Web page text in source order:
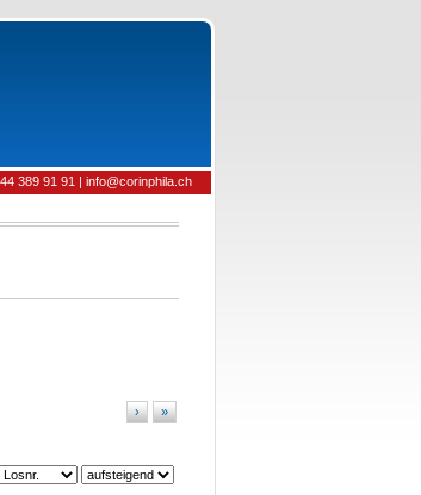
389 91 91 | info@corinphila.ch
»
›